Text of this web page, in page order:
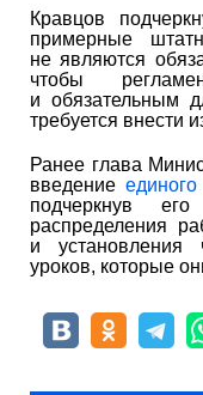
Кравцов
примерные
не являются
чтобы
и обязательным
требуется внести
Ранее глава
введение
подчеркнув
распределения
и установления
уроков, которые